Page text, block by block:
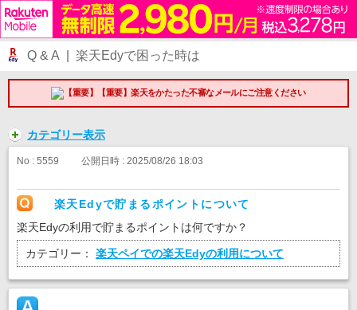
Q & A | 楽天Edyで困った時は
【重要】楽天をかたった不審なメールにご注意ください
カテゴリー表示
No : 5559 公開日時 : 2025/08/26 18:03
楽天Edyで貯まるポイントについて
楽天Edyの利用で貯まるポイントは何ですか？
カテゴリー： 楽天ペイでの楽天Edyの利用について